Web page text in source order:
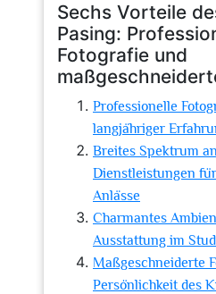
Sechs Vorteile
Pasing:
Fotografie und
Professionelle
langjähriger
Breites Spektrum
Dienstleistungen
Anlässe
Charmantes
Ausstattung im
Maßgeschneiderte
Persönlichkeit des